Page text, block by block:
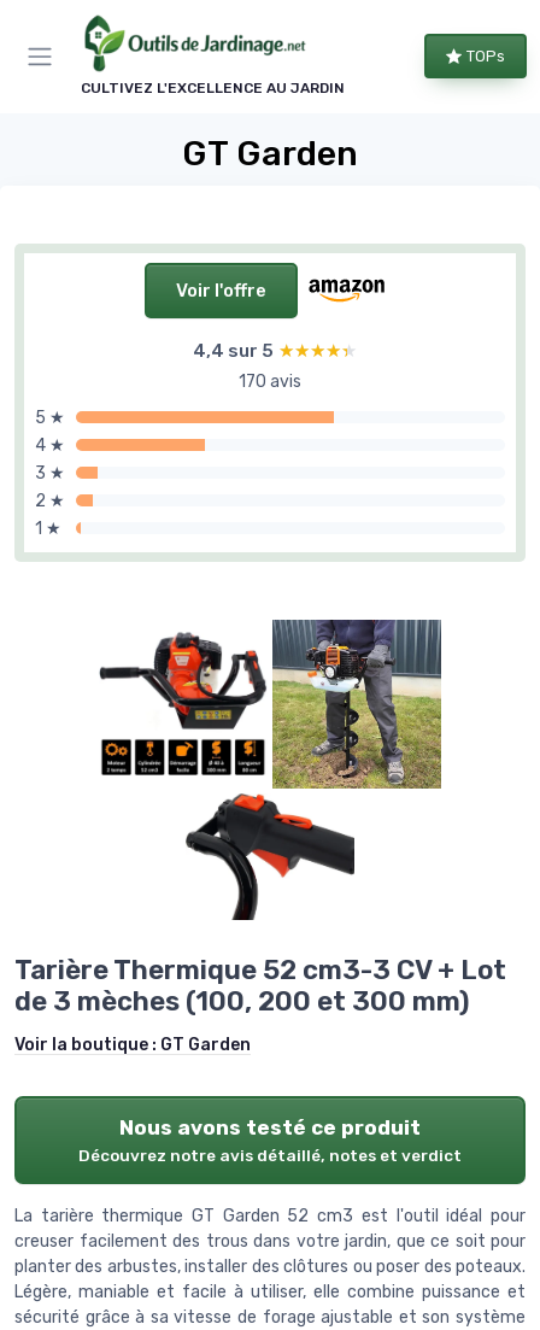
CULTIVEZ L'EXCELLENCE AU JARDIN
TOPs
GT Garden
Voir l'offre
4,4 sur 5 ★★★★★
★★★★★
170 avis
5 ★
4 ★
3 ★
2 ★
1 ★
Tarière Thermique 52 cm3-3 CV + Lot
de 3 mèches (100, 200 et 300 mm)
Voir la boutique : GT Garden
Nous avons testé ce produit
Découvrez notre avis détaillé, notes et verdict
La tarière thermique GT Garden 52 cm3 est l'outil idéal pour
creuser facilement des trous dans votre jardin, que ce soit pour
planter des arbustes, installer des clôtures ou poser des poteaux.
Légère, maniable et facile à utiliser, elle combine puissance et
sécurité grâce à sa vitesse de forage ajustable et son système
Panneau de gestion des cookies